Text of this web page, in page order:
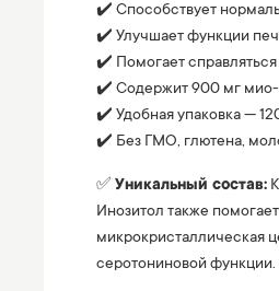
✔️ Способствует
✔️ Улучшает функции
✔️ Помогает
✔️ Содержит 900 мг мио-
✔️ Удобная упаковка —
✔️ Без ГМО, глютена,
✅ Уникальный состав:
Инозитол также
микрокристаллическая
серотониновой функции.